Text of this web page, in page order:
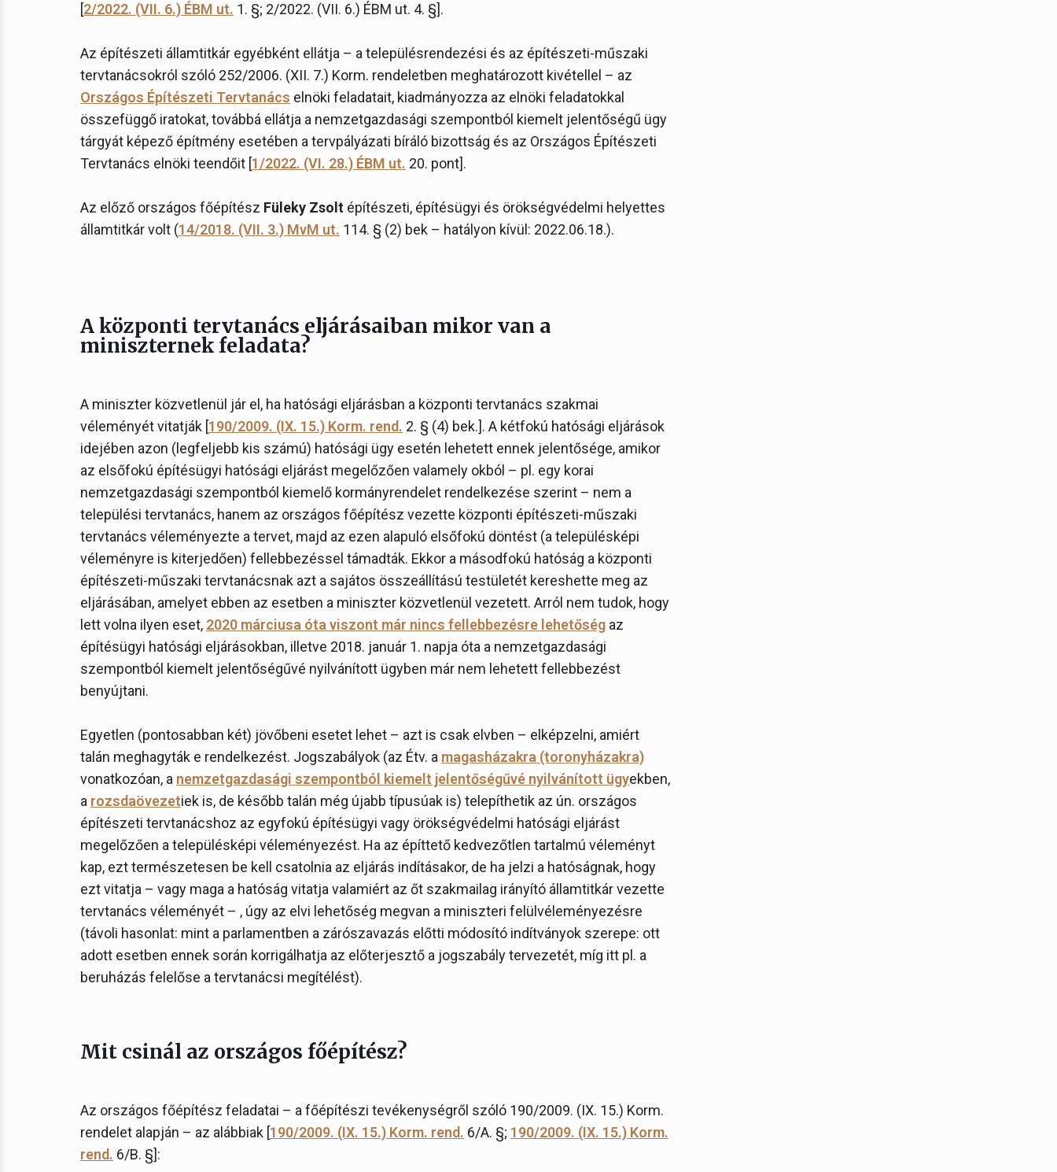
[2/2022. (VII. 6.) ÉBM ut. 1. §; 2/2022. (VII. 6.) ÉBM ut. 4. §].
Az építészeti államtitkár egyébként ellátja – a településrendezési és az építészeti-műszaki
tervtanácsokról szóló 252/2006. (XII. 7.) Korm. rendeletben meghatározott kivétellel – az
Országos Építészeti Tervtanács elnöki feladatait, kiadmányozza az elnöki feladatokkal
összefüggő iratokat, továbbá ellátja a nemzetgazdasági szempontból kiemelt jelentőségű ügy
tárgyát képező építmény esetében a tervpályázati bíráló bizottság és az Országos Építészeti
Tervtanács elnöki teendőit [1/2022. (VI. 28.) ÉBM ut. 20. pont].
Az előző országos főépítész Füleky Zsolt építészeti, építésügyi és örökségvédelmi helyettes
államtitkár volt (14/2018. (VII. 3.) MvM ut. 114. § (2) bek – hatályon kívül: 2022.06.18.).
A központi tervtanács eljárásaiban mikor van a
miniszternek feladata?
A miniszter közvetlenül jár el, ha hatósági eljárásban a központi tervtanács szakmai
véleményét vitatják [190/2009. (IX. 15.) Korm. rend. 2. § (4) bek.]. A kétfokú hatósági eljárások
idejében azon (legfeljebb kis számú) hatósági ügy esetén lehetett ennek jelentősége, amikor
az elsőfokú építésügyi hatósági eljárást megelőzően valamely okból – pl. egy korai
nemzetgazdasági szempontból kiemelő kormányrendelet rendelkezése szerint – nem a
települési tervtanács, hanem az országos főépítész vezette központi építészeti-műszaki
tervtanács véleményezte a tervet, majd az ezen alapuló elsőfokú döntést (a településképi
véleményre is kiterjedően) fellebbezéssel támadták. Ekkor a másodfokú hatóság a központi
építészeti-műszaki tervtanácsnak azt a sajátos összeállítású testületét kereshette meg az
eljárásában, amelyet ebben az esetben a miniszter közvetlenül vezetett. Arról nem tudok, hogy
lett volna ilyen eset, 2020 márciusa óta viszont már nincs fellebbezésre lehetőség az
építésügyi hatósági eljárásokban, illetve 2018. január 1. napja óta a nemzetgazdasági
szempontból kiemelt jelentőségűvé nyilvánított ügyben már nem lehetett fellebbezést
benyújtani.
Egyetlen (pontosabban két) jövőbeni esetet lehet – azt is csak elvben – elképzelni, amiért
talán meghagyták e rendelkezést. Jogszabályok (az Étv. a magasházakra (toronyházakra)
vonatkozóan, a nemzetgazdasági szempontból kiemelt jelentőségűvé nyilvánított ügyekben,
a rozsdaövezetiek is, de később talán még újabb típusúak is) telepíthetik az ún. országos
építészeti tervtanácshoz az egyfokú építésügyi vagy örökségvédelmi hatósági eljárást
megelőzően a településképi véleményezést. Ha az építtető kedvezőtlen tartalmú véleményt
kap, ezt természetesen be kell csatolnia az eljárás indításakor, de ha jelzi a hatóságnak, hogy
ezt vitatja – vagy maga a hatóság vitatja valamiért az őt szakmailag irányító államtitkár vezette
tervtanács véleményét – , úgy az elvi lehetőség megvan a miniszteri felülvéleményezésre
(távoli hasonlat: mint a parlamentben a zárószavazás előtti módosító indítványok szerepe: ott
adott esetben ennek során korrigálhatja az előterjesztő a jogszabály tervezetét, míg itt pl. a
beruházás felelőse a tervtanácsi megítélést).
Mit csinál az országos főépítész?
Az országos főépítész feladatai – a főépítészi tevékenységről szóló 190/2009. (IX. 15.) Korm.
rendelet alapján – az alábbiak [190/2009. (IX. 15.) Korm. rend. 6/A. §; 190/2009. (IX. 15.) Korm.
rend. 6/B. §]: